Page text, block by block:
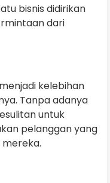
bisnis didirikan
dari
kelebihan
Tanpa adanya
untuk
pelanggan yang